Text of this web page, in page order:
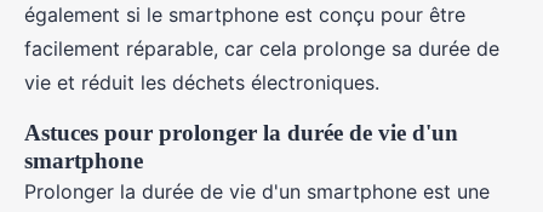
également si le smartphone est conçu pour être
facilement réparable, car cela prolonge sa durée de
vie et réduit les déchets électroniques.
Astuces pour prolonger la durée de vie d'un
smartphone
Prolonger la durée de vie d'un smartphone est une